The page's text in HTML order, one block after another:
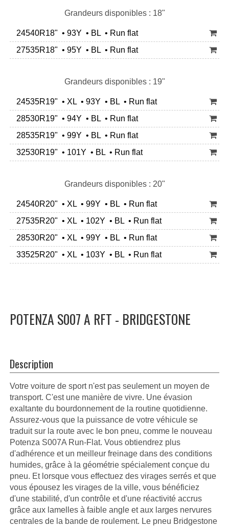
Grandeurs disponibles : 18"
24540R18" • 93Y • BL • Run flat
27535R18" • 95Y • BL • Run flat
Grandeurs disponibles : 19"
24535R19" • XL • 93Y • BL • Run flat
28530R19" • 94Y • BL • Run flat
28535R19" • 99Y • BL • Run flat
32530R19" • 101Y • BL • Run flat
Grandeurs disponibles : 20"
24540R20" • XL • 99Y • BL • Run flat
27535R20" • XL • 102Y • BL • Run flat
28530R20" • XL • 99Y • BL • Run flat
33525R20" • XL • 103Y • BL • Run flat
POTENZA S007 A RFT - BRIDGESTONE
Description
Votre voiture de sport n'est pas seulement un moyen de
transport. C'est une manière de vivre. Une évasion
exaltante du bourdonnement de la routine quotidienne.
Assurez-vous que la puissance de votre véhicule se
traduit sur la route avec le bon pneu, comme le nouveau
Potenza S007A Run-Flat. Vous obtiendrez plus
d'adhérence et un meilleur freinage dans des conditions
humides, grâce à la géométrie spécialement conçue du
pneu. Et lorsque vous effectuez des virages serrés et que
vous épousez les virages de la ville, vous bénéficiez
d'une stabilité, d'un contrôle et d'une réactivité accrus
grâce aux lamelles à faible angle et aux larges nervures
centrales de la bande de roulement. Le pneu Bridgestone